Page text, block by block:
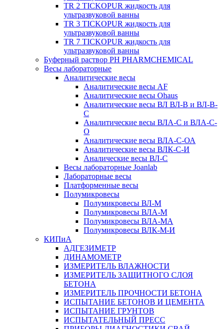
TR 2 TICKOPUR жидкость для
ультразвуковой ванны
TR 3 TICKOPUR жидкость для
ультразвуковой ванны
TR 7 TICKOPUR жидкость для
ультразвуковой ванны
Буферный раствор PH PHARMCHEMICAL
Весы лабораторные
Аналитические весы
Аналитические весы AF
Аналитические весы Ohaus
Аналитические весы ВЛ ВЛ-В и ВЛ-В-
С
Аналитические весы ВЛА-С и ВЛА-С-
О
Аналитические весы ВЛА-С-ОА
Аналитические весы ВЛК-С-И
Аналические весы ВЛ-С
Весы лабораторные Joanlab
Лабораторные весы
Платформенные весы
Полумикровесы
Полумикровесы ВЛ-М
Полумикровесы ВЛА-М
Полумикровесы ВЛА-МА
Полумикровесы ВЛК-М-И
КИПиА
АДГЕЗИМЕТР
ДИНАМОМЕТР
ИЗМЕРИТЕЛЬ ВЛАЖНОСТИ
ИЗМЕРИТЕЛЬ ЗАЩИТНОГО СЛОЯ
БЕТОНА
ИЗМЕРИТЕЛЬ ПРОЧНОСТИ БЕТОНА
ИСПЫТАНИЕ БЕТОНОВ И ЦЕМЕНТА
ИСПЫТАНИЕ ГРУНТОВ
ИСПЫТАТЕЛЬНЫЙ ПРЕСС